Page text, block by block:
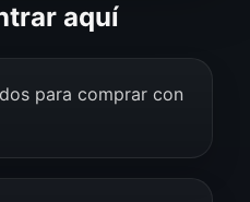
aquí
para comprar con